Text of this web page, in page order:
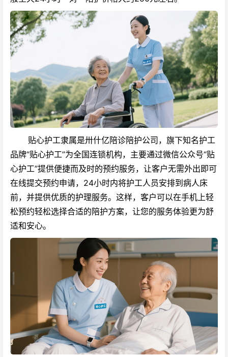
贴心护工隶属是卅什亿陪诊陪护公司，旗下知名护工
品牌“贴心护工”为全国连锁机构，主要通过微信公众号“贴
心护工”提供便捷而及时的预约服务，让客户无需外出即可
在线提交预约申请，24小时内将护工人员安排到病人床
前，并提供优质的护理服务。这样，客户可以在手机上轻
松预约轻松选择合适的陪护方案，让您的服务体验更为舒
适和安心。